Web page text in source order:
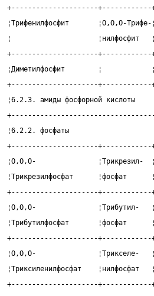
+---------------------+------------
¦Трифенилфосфит       ¦О,О,О-
¦
+---------------------+------------
¦Диметилфосфит        ¦
+---------------------+------------
¦6.2.3. амиды фосфорной
¦6.2.2. фосфаты
+---------------------+------------
¦О,О,О-               ¦Трикрезил-
¦Трикрезилфосфат
+---------------------+------------
¦О,О,О-               ¦Трибутил-
¦Трибутилфосфат
+---------------------+------------
¦О,О,О-               ¦Трикселе-
¦Триксиленилфосфат
+---------------------+------------